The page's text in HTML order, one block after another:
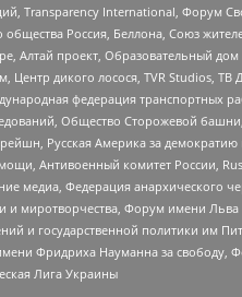
Transparеncy International, Форум
Россия, Беллона, Союз
Алтай проект, Образовательный
дикого лосося, TVR Studios,
федерация транспортных
Общество Сторожевой
Русская Америка за
Антивоенный комитет России,
медиа, Федерация анархического
миротворчества, Форум имени
государственной политики им
Фридриха Науманна за свободу,
Лига Украины